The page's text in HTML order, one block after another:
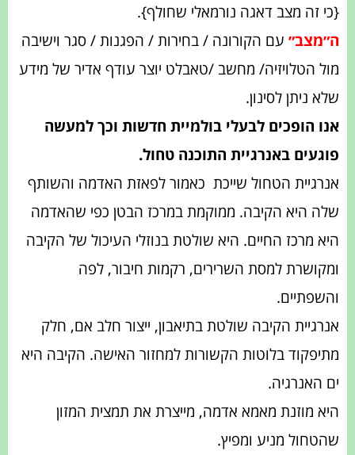
{כי זה מצב דאגה נורמאלי שחולף}.
ה״מצב״ עם הקורונה / בחירות / הפגנות / סגר וישיבה
מול הטלויזיה/ מחשב /טאבלט יוצר עודף אדיר של מידע
שלא ניתן לסינון.
אנו הופכים לבעלי בולמיית חדשות וכך למעשה
פוגעים באנרגיית התוכנה טחול.
אנרגיית הטחול שייכת כאמור לפאזת האדמה והשותף
שלה היא הקיבה. ממוקמת במרכז הבטן כפי שהאדמה
היא מרכז החיים. היא שולטת בנוזלי העיכול של הקיבה
ומקושרת למסת השרירים, רקמות חיבור, לפה
והשפתיים.
אנרגיית הקיבה שולטת בתיאבון, ייצור חלב אם, חלק
מתיפקוד בלוטות הקשורות למחזור האישה. הקיבה היא
ים האנרגיה.
היא מוזנת מאמא אדמה, מייצרת את תמצית המזון
שהטחול מניע ומפיץ.